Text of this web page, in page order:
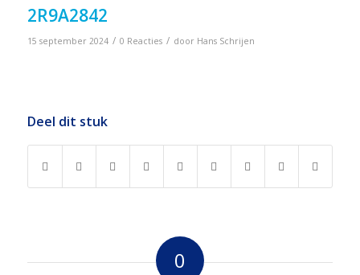
2R9A2842
15 september 2024 / 0 Reacties / door Hans Schrijen
Deel dit stuk
0